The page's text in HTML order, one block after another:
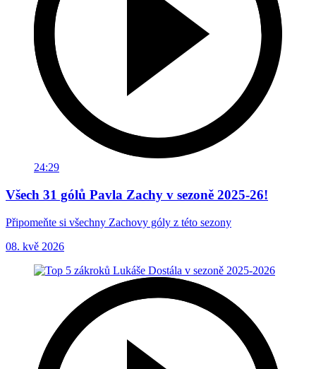
24:29
Všech 31 gólů Pavla Zachy v sezoně 2025-26!
Připomeňte si všechny Zachovy góly z této sezony
08. kvě 2026